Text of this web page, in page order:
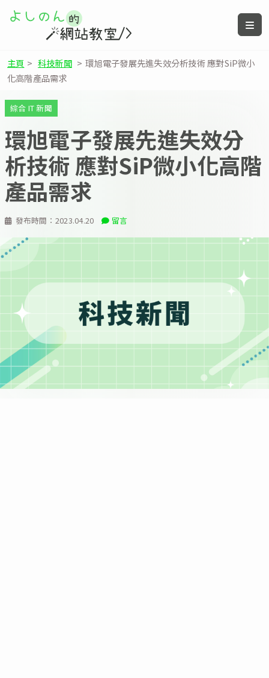
主頁 > 科技新聞 > 環旭電子發展先進失效分析技術 應對SiP微小
化高階產品需求
發布時間： 2023.04.20 留言
綜合 IT 新聞
環旭電子發展先進失效分
析技術 應對SiP微小化高階
產品需求